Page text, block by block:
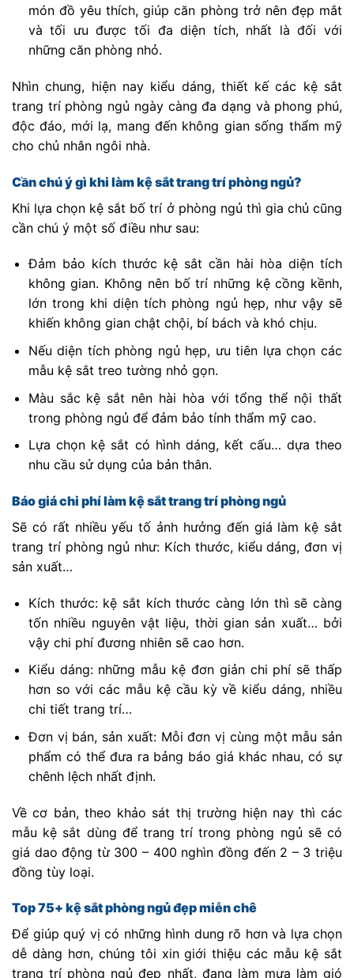
món đồ yêu thích, giúp căn phòng trở nên đẹp mắt
và tối ưu được tối đa diện tích, nhất là đối với
những căn phòng nhỏ.
Nhìn chung, hiện nay kiểu dáng, thiết kế các kệ sắt
trang trí phòng ngủ ngày càng đa dạng và phong phú,
độc đáo, mới lạ, mang đến không gian sống thẩm mỹ
cho chủ nhân ngôi nhà.
Cần chú ý gì khi làm kệ sắt trang trí phòng ngủ?
Khi lựa chọn kệ sắt bố trí ở phòng ngủ thì gia chủ cũng
cần chú ý một số điều như sau:
Đảm bảo kích thước kệ sắt cần hài hòa diện tích
không gian. Không nên bố trí những kệ cồng kềnh,
lớn trong khi diện tích phòng ngủ hẹp, như vậy sẽ
khiến không gian chật chội, bí bách và khó chịu.
Nếu diện tích phòng ngủ hẹp, ưu tiên lựa chọn các
mẫu kệ sắt treo tường nhỏ gọn.
Màu sắc kệ sắt nên hài hòa với tổng thể nội thất
trong phòng ngủ để đảm bảo tính thẩm mỹ cao.
Lựa chọn kệ sắt có hình dáng, kết cấu… dựa theo
nhu cầu sử dụng của bản thân.
Báo giá chi phí làm kệ sắt trang trí phòng ngủ
Sẽ có rất nhiều yếu tố ảnh hưởng đến giá làm kệ sắt
trang trí phòng ngủ như: Kích thước, kiểu dáng, đơn vị
sản xuất…
Kích thước: kệ sắt kích thước càng lớn thì sẽ càng
tốn nhiều nguyên vật liệu, thời gian sản xuất… bởi
vậy chi phí đương nhiên sẽ cao hơn.
Kiểu dáng: những mẫu kệ đơn giản chi phí sẽ thấp
hơn so với các mẫu kệ cầu kỳ về kiểu dáng, nhiều
chi tiết trang trí…
Đơn vị bán, sản xuất: Mỗi đơn vị cùng một mẫu sản
phẩm có thể đưa ra bảng báo giá khác nhau, có sự
chênh lệch nhất định.
Về cơ bản, theo khảo sát thị trường hiện nay thì các
mẫu kệ sắt dùng để trang trí trong phòng ngủ sẽ có
giá dao động từ 300 – 400 nghìn đồng đến 2 – 3 triệu
đồng tùy loại.
Top 75+ kệ sắt phòng ngủ đẹp miễn chê
Để giúp quý vị có những hình dung rõ hơn và lựa chọn
dễ dàng hơn, chúng tôi xin giới thiệu các mẫu kệ sắt
trang trí phòng ngủ đẹp nhất, đang làm mưa làm gió